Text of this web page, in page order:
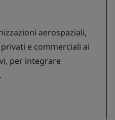
aerospaziali,
e commerciali ai
per integrare